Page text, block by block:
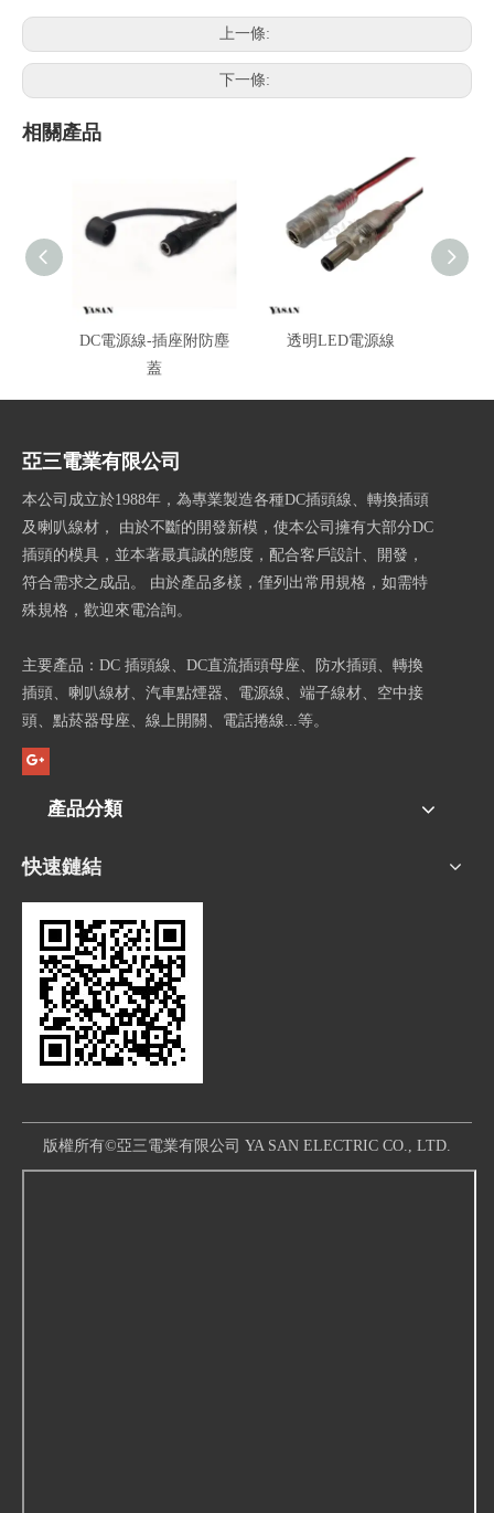
上一條:
下一條:
相關產品
DC電源線-插座附防塵
蓋
透明LED電源線
亞三電業有限公司
本公司成立於1988年，為專業製造各種DC插頭線、轉換插頭
及喇叭線材， 由於不斷的開發新模，使本公司擁有大部分DC
插頭的模具，並本著最真誠的態度，配合客戶設計、開發，
符合需求之成品。 由於產品多樣，僅列出常用規格，如需特
殊規格，歡迎來電洽詢。
主要產品：DC 插頭線、DC直流插頭母座、防水插頭、轉換
插頭、喇叭線材、汽車點煙器、電源線、端子線材、空中接
頭、點菸器母座、線上開關、電話捲線...等。
產品分類
快速鏈結
版權所有©亞三電業有限公司 YA SAN ELECTRIC CO., LTD.